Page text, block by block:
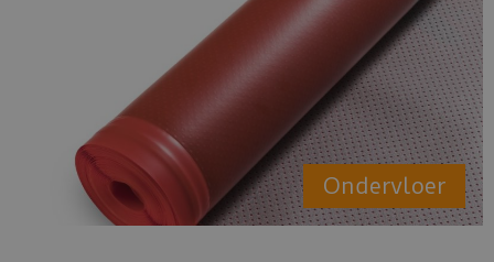
Ondervloer